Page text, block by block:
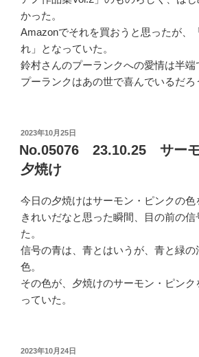
かった。
Amazonでそれを買おうと思ったが、
れ」となっていた。
鈴村さんのプーランクへの愛情は半端
プーランクはあの世で喜んでいるだろ
投
稿
日:
2023年10月25日
No.05076 23.10.25 サー
夕焼け
今日の夕焼けはサーモン・ピンクの色
きれいだなと思った瞬間、目の前の信
た。
信号の青は、青とはいうが、青と緑の
色。
その色が、夕焼けのサーモン・ピン
っていた。
投
2023年10月24日